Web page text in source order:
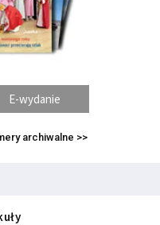
E-wydanie
archiwalne >>